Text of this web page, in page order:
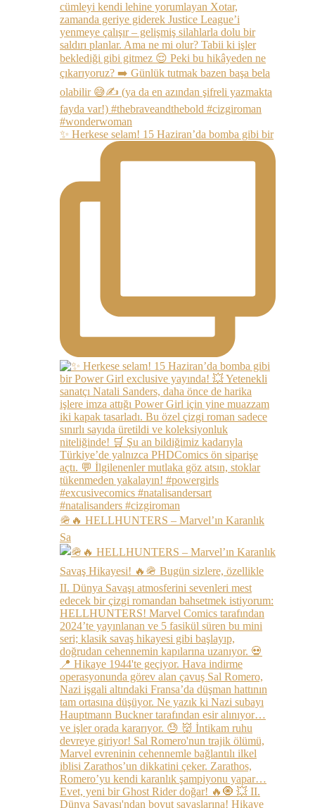
✨ Herkese selam! 15 Haziran’da bomba gibi bir
🪖🔥 HELLHUNTERS – Marvel’ın Karanlık
Sa